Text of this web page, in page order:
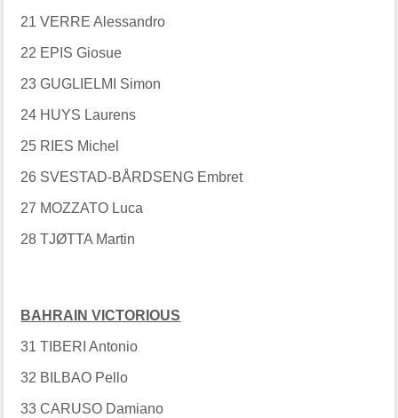
21 VERRE Alessandro
22 EPIS Giosue
23 GUGLIELMI Simon
24 HUYS Laurens
25 RIES Michel
26 SVESTAD-BÅRDSENG Embret
27 MOZZATO Luca
28 TJØTTA Martin
BAHRAIN VICTORIOUS
31 TIBERI Antonio
32 BILBAO Pello
33 CARUSO Damiano